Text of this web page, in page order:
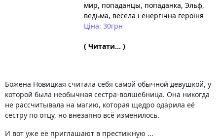
мир, попаданцы, попаданка, Эльф,
ведьма, весела і енергічна героїня
Ціна: 30грн
( Читати... )
Божена Новицкая считала себя самой обычной девушкой, у
которой была необычная сестра-волшебница. Она никогда
не рассчитывала на магию, которая щедро одарила её
сестру по отцу, но внезапно всё изменилось.
И вот уже её приглашают в престижную ...